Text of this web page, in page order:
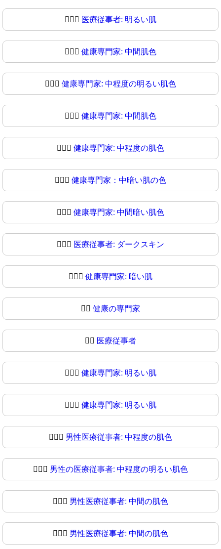
🧑🏻‍⚕ 医療従事者: 明るい肌
🧑🏼‍⚕️ 健康専門家: 中間肌色
🧑🏼‍⚕ 健康専門家: 中程度の明るい肌色
🧑🏽‍⚕️ 健康専門家: 中間肌色
🧑🏽‍⚕ 健康専門家: 中程度の肌色
🧑🏾‍⚕️ 健康専門家：中暗い肌の色
🧑🏾‍⚕ 健康専門家: 中間暗い肌色
🧑🏿‍⚕️ 医療従事者: ダークスキン
🧑🏿‍⚕ 健康専門家: 暗い肌
👨‍⚕️ 健康の専門家
👨‍⚕ 医療従事者
👨🏻‍⚕️ 健康専門家: 明るい肌
👨🏻‍⚕ 健康専門家: 明るい肌
👨🏼‍⚕️ 男性医療従事者: 中程度の肌色
👨🏼‍⚕ 男性の医療従事者: 中程度の明るい肌色
👨🏽‍⚕️ 男性医療従事者: 中間の肌色
👨🏽‍⚕ 男性医療従事者: 中間の肌色